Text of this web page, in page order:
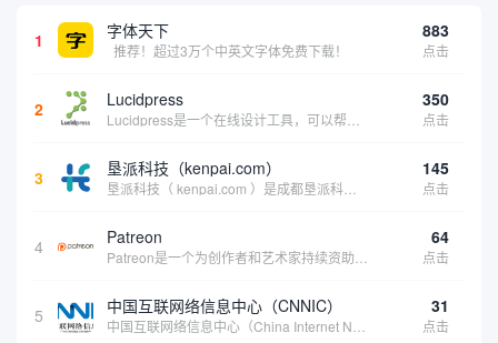
1 字体天下
推荐！超过3万个中英文字体免费下载！
883
点击
2 Lucidpress 350
点击
3 垦派科技（kenpai.com） 145
点击
4 Patreon 64
点击
5 中国互联网络信息中心（CNNIC） 31
点击